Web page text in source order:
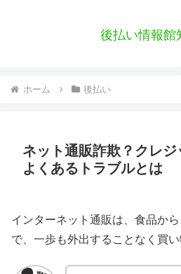
後払い情報館
ホーム 後払い
ネット通販詐欺？クレ
よくあるトラブルとは
インターネット通販は、食品か
で、一歩も外出することなく買い